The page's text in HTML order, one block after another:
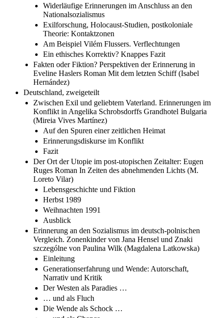
Widerläufige Erinnerungen im Anschluss an den
Nationalsozialismus
Exilforschung, Holocaust-Studien, postkoloniale
Theorie: Kontaktzonen
Am Beispiel Vilém Flussers. Verflechtungen
Ein ethisches Korrektiv? Knappes Fazit
Fakten oder Fiktion? Perspektiven der Erinnerung in
Eveline Haslers Roman Mit dem letzten Schiff (Isabel
Hernández)
Deutschland, zweigeteilt
Zwischen Exil und geliebtem Vaterland. Erinnerungen im
Konflikt in Angelika Schrobsdorffs Grandhotel Bulgaria
(Mireia Vives Martínez)
Auf den Spuren einer zeitlichen Heimat
Erinnerungsdiskurse im Konflikt
Fazit
Der Ort der Utopie im post-utopischen Zeitalter: Eugen
Ruges Roman In Zeiten des abnehmenden Lichts (M.
Loreto Vilar)
Lebensgeschichte und Fiktion
Herbst 1989
Weihnachten 1991
Ausblick
Erinnerung an den Sozialismus im deutsch-polnischen
Vergleich. Zonenkinder von Jana Hensel und Znaki
szczególne von Paulina Wilk (Magdalena Latkowska)
Einleitung
Generationserfahrung und Wende: Autorschaft,
Narrativ und Kritik
Der Westen als Paradies …
… und als Fluch
Die Wende als Schock …